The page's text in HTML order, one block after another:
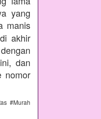
yang
manis
akhir
dan
nomor
#Murah